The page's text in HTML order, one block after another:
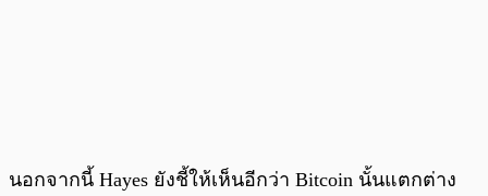
นอกจากนี้ Hayes ยังชี้ให้เห็นอีกว่า Bitcoin นั้นแตกต่าง